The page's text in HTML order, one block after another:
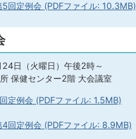
5回定例会 (PDFファイル: 10.3MB)
日（火曜日）午後2時～
保健センター2階 大会議室
定例会 (PDFファイル: 1.5MB)
4回定例会 (PDFファイル: 8.9MB)